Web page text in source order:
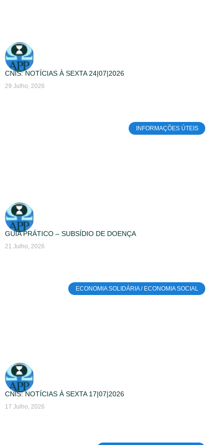
CNIS: NOTÍCIAS À SEXTA 24|07|2026
29 Julho, 2026
INFORMAÇÕES ÚTEIS
GUIA PRÁTICO – SUBSÍDIO DE DOENÇA
21 Julho, 2026
ECONOMIA SOLIDÁRIA / ECONOMIA SOCIAL
CNIS: NOTÍCIAS À SEXTA 17|07|2026
17 Julho, 2026